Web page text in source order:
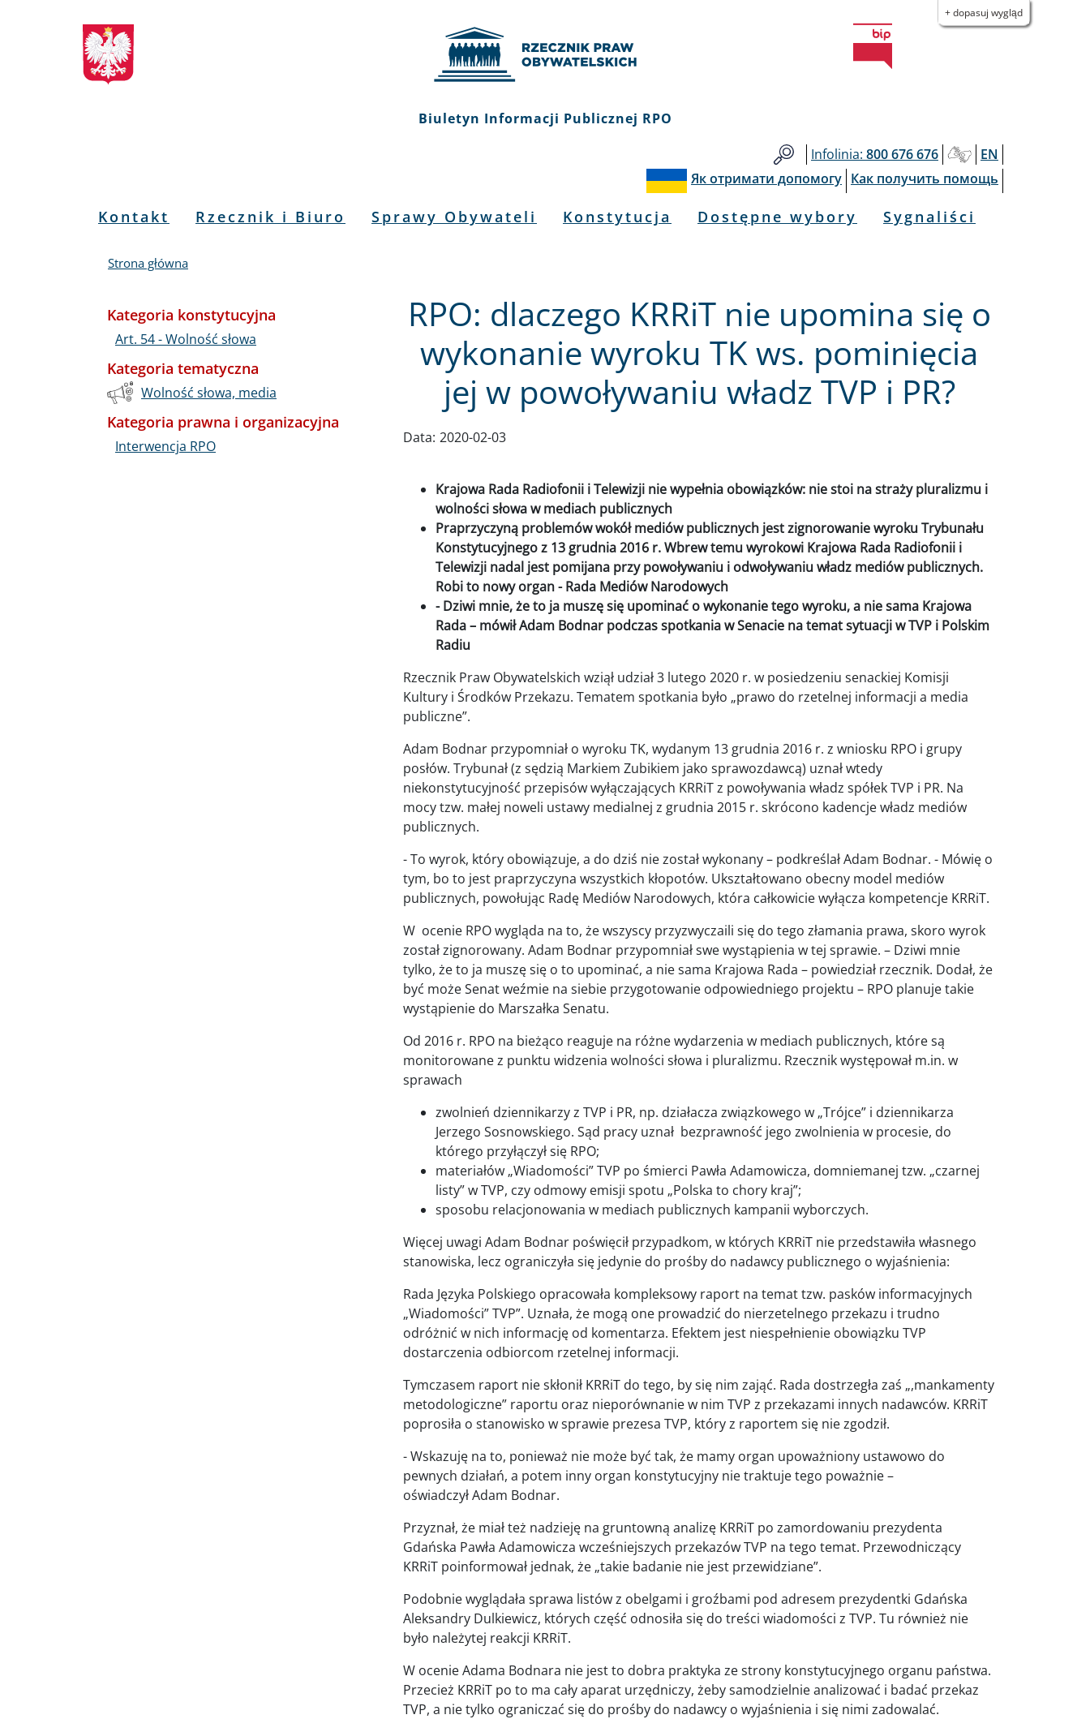
Biuletyn
Informacji
Publicznej
+ dopasuj wygląd
Biuletyn Informacji Publicznej RPO
Infolinia: 800 676 676
EN
Як отримати допомогу Как получить помощь
Menu
Kontakt Rzecznik i Biuro Sprawy Obywateli Konstytucja Dostępne wybory Sygnaliści
Strona główna
RPO: dlaczego KRRiT nie upomina się o
wykonanie wyroku TK ws. pominięcia
jej w powoływaniu władz TVP i PR?
Data: 2020-02-03
Krajowa Rada Radiofonii i Telewizji nie wypełnia obowiązków: nie stoi na straży pluralizmu i
wolności słowa w mediach publicznych
Praprzyczyną problemów wokół mediów publicznych jest zignorowanie wyroku Trybunału
Konstytucyjnego z 13 grudnia 2016 r. Wbrew temu wyrokowi Krajowa Rada Radiofonii i
Telewizji nadal jest pomijana przy powoływaniu i odwoływaniu władz mediów publicznych.
Robi to nowy organ - Rada Mediów Narodowych
- Dziwi mnie, że to ja muszę się upominać o wykonanie tego wyroku, a nie sama Krajowa
Rada – mówił Adam Bodnar podczas spotkania w Senacie na temat sytuacji w TVP i Polskim
Radiu
Rzecznik Praw Obywatelskich wziął udział 3 lutego 2020 r. w posiedzeniu senackiej Komisji
Kultury i Środków Przekazu. Tematem spotkania było „prawo do rzetelnej informacji a media
publiczne”.
Adam Bodnar przypomniał o wyroku TK, wydanym 13 grudnia 2016 r. z wniosku RPO i grupy
posłów. Trybunał (z sędzią Markiem Zubikiem jako sprawozdawcą) uznał wtedy
niekonstytucyjność przepisów wyłączających KRRiT z powoływania władz spółek TVP i PR. Na
mocy tzw. małej noweli ustawy medialnej z grudnia 2015 r. skrócono kadencje władz mediów
publicznych.
- To wyrok, który obowiązuje, a do dziś nie został wykonany – podkreślał Adam Bodnar. - Mówię o
tym, bo to jest praprzyczyna wszystkich kłopotów. Ukształtowano obecny model mediów
publicznych, powołując Radę Mediów Narodowych, która całkowicie wyłącza kompetencje KRRiT.
W ocenie RPO wygląda na to, że wszyscy przyzwyczaili się do tego złamania prawa, skoro wyrok
został zignorowany. Adam Bodnar przypomniał swe wystąpienia w tej sprawie. – Dziwi mnie
tylko, że to ja muszę się o to upominać, a nie sama Krajowa Rada – powiedział rzecznik. Dodał, że
być może Senat weźmie na siebie przygotowanie odpowiedniego projektu – RPO planuje takie
wystąpienie do Marszałka Senatu.
Od 2016 r. RPO na bieżąco reaguje na różne wydarzenia w mediach publicznych, które są
monitorowane z punktu widzenia wolności słowa i pluralizmu. Rzecznik występował m.in. w
sprawach
zwolnień dziennikarzy z TVP i PR, np. działacza związkowego w „Trójce” i dziennikarza
Jerzego Sosnowskiego. Sąd pracy uznał bezprawność jego zwolnienia w procesie, do
którego przyłączył się RPO;
materiałów „Wiadomości” TVP po śmierci Pawła Adamowicza, domniemanej tzw. „czarnej
listy” w TVP, czy odmowy emisji spotu „Polska to chory kraj”;
sposobu relacjonowania w mediach publicznych kampanii wyborczych.
Więcej uwagi Adam Bodnar poświęcił przypadkom, w których KRRiT nie przedstawiła własnego
stanowiska, lecz ograniczyła się jedynie do prośby do nadawcy publicznego o wyjaśnienia:
Rada Języka Polskiego opracowała kompleksowy raport na temat tzw. pasków informacyjnych
„Wiadomości” TVP”. Uznała, że mogą one prowadzić do nierzetelnego przekazu i trudno
odróżnić w nich informację od komentarza. Efektem jest niespełnienie obowiązku TVP
dostarczenia odbiorcom rzetelnej informacji.
Tymczasem raport nie skłonił KRRiT do tego, by się nim zająć. Rada dostrzegła zaś „,mankamenty
metodologiczne” raportu oraz nieporównanie w nim TVP z przekazami innych nadawców. KRRiT
poprosiła o stanowisko w sprawie prezesa TVP, który z raportem się nie zgodził.
- Wskazuję na to, ponieważ nie może być tak, że mamy organ upoważniony ustawowo do
pewnych działań, a potem inny organ konstytucyjny nie traktuje tego poważnie –
oświadczył Adam Bodnar.
Przyznał, że miał też nadzieję na gruntowną analizę KRRiT po zamordowaniu prezydenta
Gdańska Pawła Adamowicza wcześniejszych przekazów TVP na tego temat. Przewodniczący
KRRiT poinformował jednak, że „takie badanie nie jest przewidziane”.
Podobnie wyglądała sprawa listów z obelgami i groźbami pod adresem prezydentki Gdańska
Aleksandry Dulkiewicz, których część odnosiła się do treści wiadomości z TVP. Tu również nie
było należytej reakcji KRRiT.
W ocenie Adama Bodnara nie jest to dobra praktyka ze strony konstytucyjnego organu państwa.
Przecież KRRiT po to ma cały aparat urzędniczy, żeby samodzielnie analizować i badać przekaz
TVP, a nie tylko ograniczać się do prośby do nadawcy o wyjaśnienia i się nimi zadowalać.
Kategoria konstytucyjna
Art. 54 - Wolność słowa
Kategoria tematyczna
Wolność słowa, media
Kategoria prawna i organizacyjna
Interwencja RPO